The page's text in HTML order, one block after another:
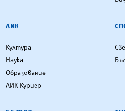
ЛИК
Култура
Наука
Образование
ЛИК Куриер